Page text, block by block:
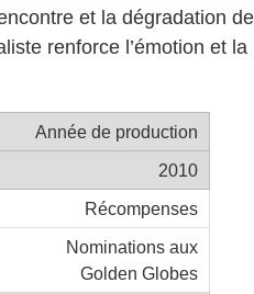
et la dégradation de
renforce l’émotion et la
Année de production
2010
Récompenses
Nominations aux
Golden Globes